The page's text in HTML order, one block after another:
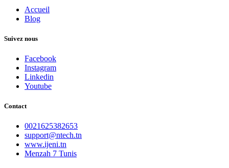
Accueil
Blog
Suivez nous
Facebook
Instagram
Linkedin
Youtube
Contact
0021625382653
support@ntech.tn
www.ijeni.tn
Menzah 7 Tunis